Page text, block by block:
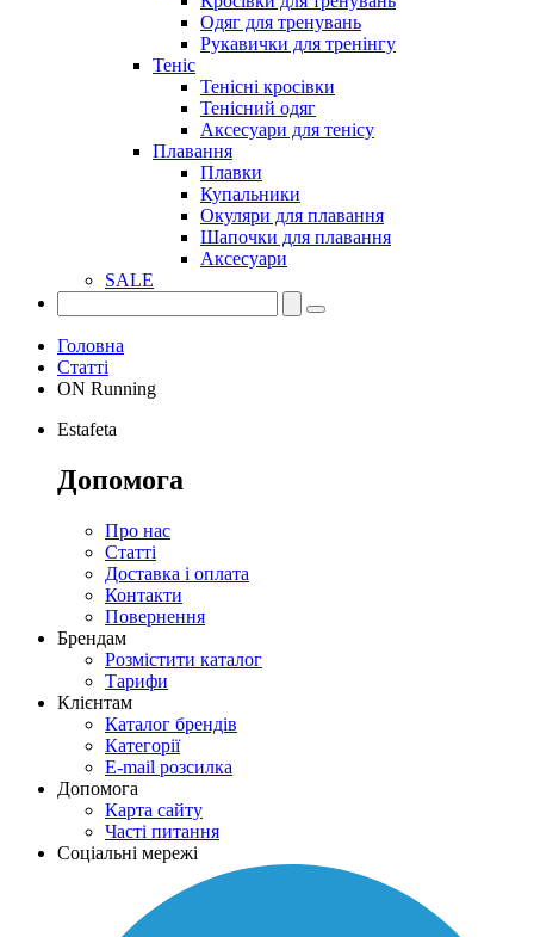
Одяг для тренувань
Рукавички для тренінгу
Теніс
Тенісні кросівки
Тенісний одяг
Аксесуари для тенісу
Плавання
Плавки
Купальники
Окуляри для плавання
Шапочки для плавання
Аксесуари
SALE
Головна
Статті
ON Running
Estafeta
Допомога
Про нас
Статті
Доставка і оплата
Контакти
Повернення
Брендам
Розмістити каталог
Тарифи
Клієнтам
Каталог брендів
Категорії
E-mail розсилка
Допомога
Карта сайту
Часті питання
Соціальні мережі